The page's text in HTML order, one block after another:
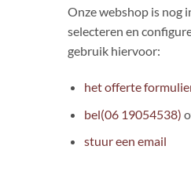
Onze webshop is nog
selecteren en
gebruik hiervoor:
het offerte
bel(06 19054538)
stuur een email